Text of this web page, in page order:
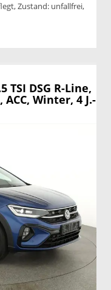
Zustand: unfallfrei,
TSI DSG R-Line,
Winter, 4 J.-